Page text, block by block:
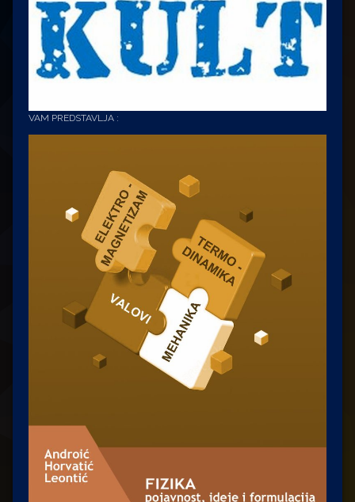
VAM PREDSTAVLJA :